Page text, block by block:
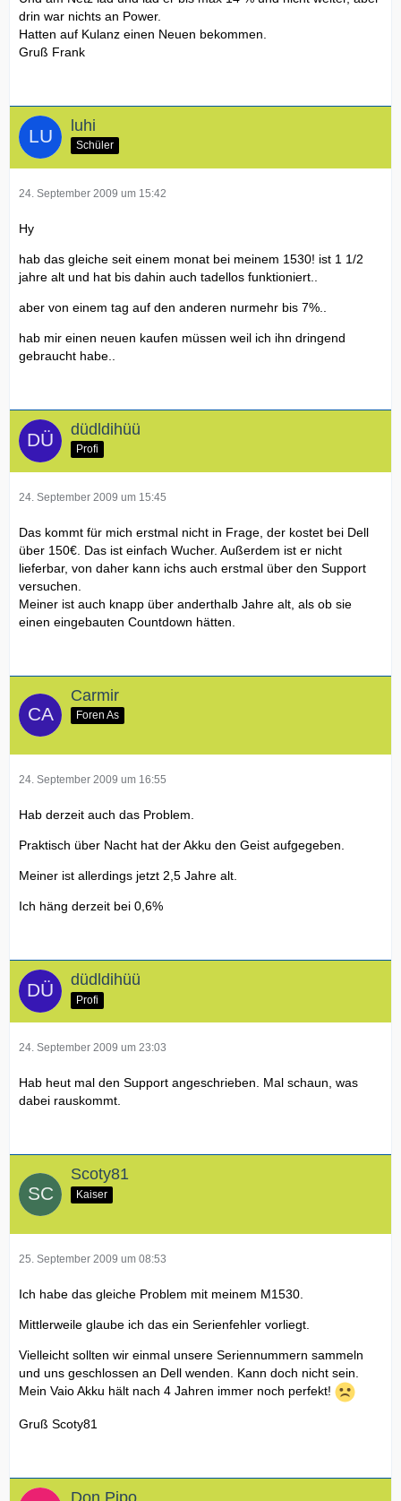
drin war nichts an Power.
Hatten auf Kulanz einen Neuen bekommen.
Gruß Frank
luhi
Schüler
24. September 2009 um 15:42
Hy
hab das gleiche seit einem monat bei meinem 1530! ist 1 1/2
jahre alt und hat bis dahin auch tadellos funktioniert..
aber von einem tag auf den anderen nurmehr bis 7%..
hab mir einen neuen kaufen müssen weil ich ihn dringend
gebraucht habe..
düdldihüü
Profi
24. September 2009 um 15:45
Das kommt für mich erstmal nicht in Frage, der kostet bei Dell
über 150€. Das ist einfach Wucher. Außerdem ist er nicht
lieferbar, von daher kann ichs auch erstmal über den Support
versuchen.
Meiner ist auch knapp über anderthalb Jahre alt, als ob sie
einen eingebauten Countdown hätten.
Carmir
Foren As
24. September 2009 um 16:55
Hab derzeit auch das Problem.
Praktisch über Nacht hat der Akku den Geist aufgegeben.
Meiner ist allerdings jetzt 2,5 Jahre alt.
Ich häng derzeit bei 0,6%
düdldihüü
Profi
24. September 2009 um 23:03
Hab heut mal den Support angeschrieben. Mal schaun, was
dabei rauskommt.
Scoty81
Kaiser
25. September 2009 um 08:53
Ich habe das gleiche Problem mit meinem M1530.
Mittlerweile glaube ich das ein Serienfehler vorliegt.
Vielleicht sollten wir einmal unsere Seriennummern sammeln
und uns geschlossen an Dell wenden. Kann doch nicht sein.
Mein Vaio Akku hält nach 4 Jahren immer noch perfekt!
Gruß Scoty81